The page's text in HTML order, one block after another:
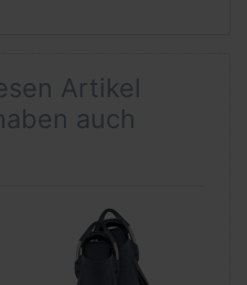
Artikel
auch